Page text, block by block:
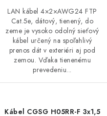
LAN kábel 4×2×AWG24 FTP
Cat.5e, dátový, tienený, do
zeme je vysoko odolný sieťový
kábel určený na spoľahlivý
prenos dát v exteriéri aj pod
zemou. Vďaka tienenému
prevedeniu...
Kábel CGSG H05RR-F 3x1,5